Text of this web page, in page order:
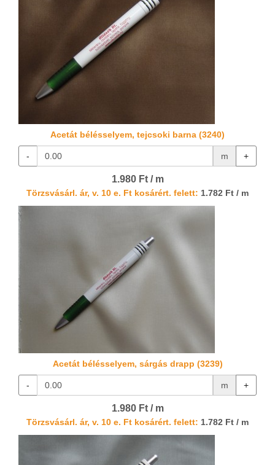
Acetát bélésselyem, tejcsoki barna (3240)
- m +
1.980 Ft / m
Törzsvásárl. ár, v. 10 e. Ft kosárért. felett: 1.782 Ft / m
Acetát bélésselyem, sárgás drapp (3239)
- m +
1.980 Ft / m
Törzsvásárl. ár, v. 10 e. Ft kosárért. felett: 1.782 Ft / m